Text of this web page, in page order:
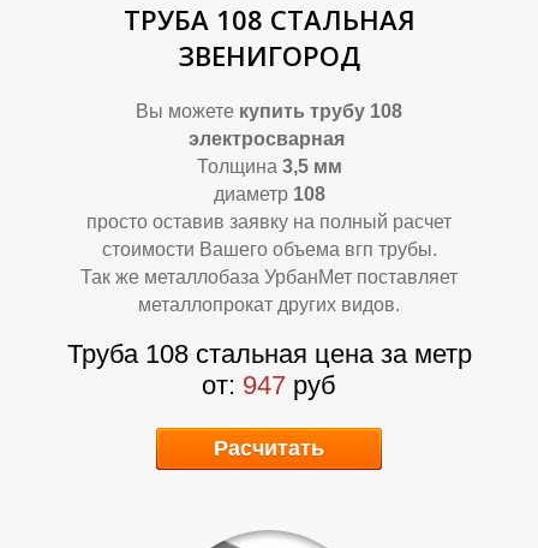
А
ТРУБА 108 СТАЛЬНАЯ
ЗВЕНИГОРОД
Вы можете купить трубу 108
электросварная
Толщина 3,5 мм
диаметр108
просто оставив заявку на полный расчет
стоимости Вашего объема вгп трубы.
Так же металлобаза УрбанМет поставляет
металлопрокат других видов.
Труба 108 стальная цена за метр
от: 947 руб
Расчитать
Т